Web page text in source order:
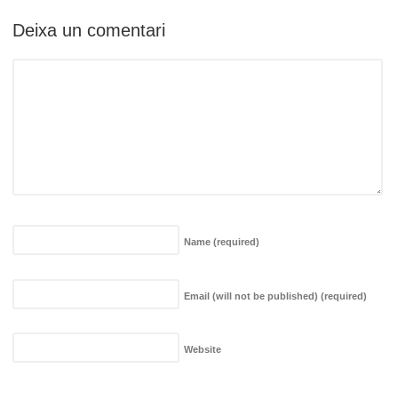
Deixa un comentari
Name (required)
Email (will not be published) (required)
Website